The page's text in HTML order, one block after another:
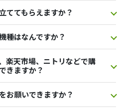
ててもらえますか？
種はなんですか？
楽天市場、ニトリなどで購
きますか？
お願いできますか？